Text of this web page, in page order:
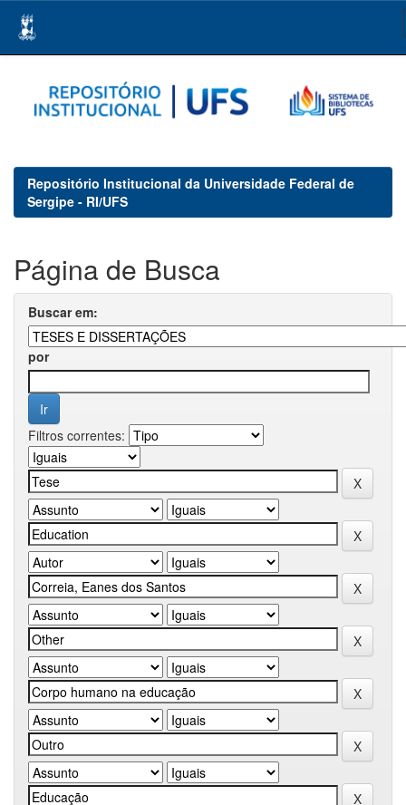
navigation
Repositório Institucional da Universidade Federal de
Sergipe - RI/UFS
Página de Busca
Buscar em:
por
Filtros correntes: